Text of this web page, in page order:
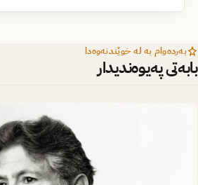
بەردەوام بە لە خوێندنەوەدا
بابەتی پەیوەندیدار